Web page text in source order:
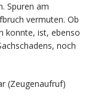
Spuren am
vermuten. Ob
konnte, ist, ebenso
noch
(Zeugenaufruf)